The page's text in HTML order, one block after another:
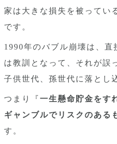
家は大きな損失を被ってい
です。
1990年のバブル崩壊は、直
は教訓となって、それが誤
子供世代、孫世代に落とし
つまり『一生懸命貯金をす
ギャンブルでリスクのある
す。